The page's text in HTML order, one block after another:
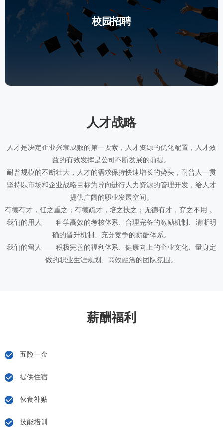
校园招聘
人才战略
人才是决定企业兴衰成败的第一要素，人才资源的优化配置，人才效
益的有效发挥是公司不断发展的前提。
耐普规模的不断壮大，人才的需求保持快速增长的势头，耐普人一贯
坚持以市场和企业战略目标为导向进行人力资源的管理开发，给人才
提供广阔的职业发展空间。
有德有才，任之重之；有德疏才，培之扶之；无德有才，弃之不用 。
我们的用人——科学高效的考核体系、合理完备的激励机制、清晰明
确的晋升机制、充分竞争的薪酬体系。
我们的留人——积极完善的福利体系、健康向上的企业文化、量身定
做的职业生涯规划、高效融洽的团队氛围。
薪酬福利
五险一金
提供住宿
伙食补贴
技能培训